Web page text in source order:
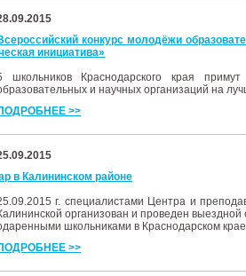
конкурс молодёжи
инициатива»
школьников Краснодарского края
и научных организаций на
>>
в Калининском районе
г. специалистами Центра и
организован и проведен
школьниками в Краснодарском
>>